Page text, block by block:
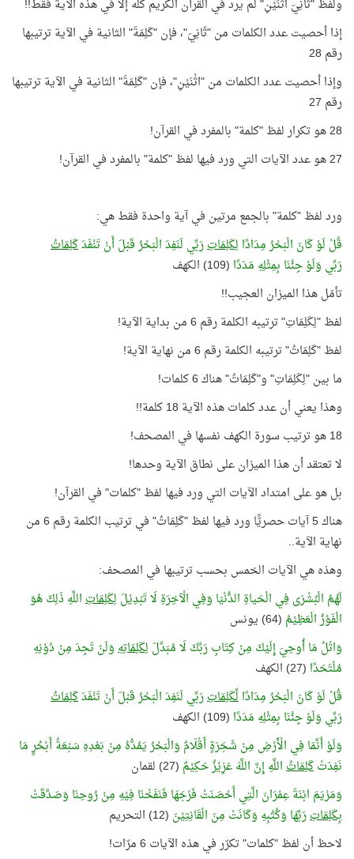
ولفظ "ثَانِيَ اثْنَيْنِ" لم يرد في القرآن الكريم كلّه إلا في هذه الآية فقط!!
إذا أحصيت عدد الكلمات من "ثَانِيَ"، فإن "كَلِمَةَ" الثانية في الآية ترتيبها
رقم 28
وإذا أحصيت عدد الكلمات من "اثْنَيْنِ"، فإن "كَلِمَةَ" الثانية في الآية ترتيبها
رقم 27
28 هو تكرار لفظ "كلمة" بالمفرد في القرآن!
27 هو عدد الآيات التي ورد فيها لفظ "كلمة" بالمفرد في القرآن!
ورد لفظ "كلمة" بالجمع مرتين في آية واحدة فقط هي:
قُلْ لَوْ كَانَ الْبَحْرُ مِدَادًالِكَلِمَاتِرَبِّي لَنَفِدَ الْبَحْرُ قَبْلَ أَنْ تَنْفَدَكَلِمَاتُ
رَبِّي وَلَوْ جِئْنَا بِمِثْلِهِ مَدَدًا (109) الكهف
تأمّل هذا الميزان العجيب!!
لفظ "لِكَلِمَاتِ" ترتيبه الكلمة رقم 6 من بداية الآية!
لفظ "كَلِمَاتُ" ترتيبه الكلمة رقم 6 من نهاية الآية!
ما بين "لِكَلِمَاتِ" و"كَلِمَاتُ" هناك 6 كلمات!
وهذا يعني أن عدد كلمات هذه الآية 18 كلمة!!
18 هو ترتيب سورة الكهف نفسها في المصحف!
لا تعتقد أن هذا الميزان على نطاق الآية وحدها!
بل هو على امتداد الآيات التي ورد فيها لفظ "كلمات" في القرآن!
هناك 5 آيات حصريًّا ورد فيها لفظ "كَلِمَاتُ" في ترتيب الكلمة رقم 6 من
نهاية الآية..
وهذه هي الآيات الخمس بحسب ترتيبها في المصحف:
لَهُمُ الْبُشْرَى فِي الْحَياةِ الدُّنْيَا وَفِي الْآخِرَةِ لَا تَبْدِيْلَلِكَلِمَاتِاللَّهِ ذَلِكَ هُوَ
الْفَوْزُ الْعَظِيْمُ (64) يونس
وَاتْلُ مَا أُوحِيَ إِلَيْكَ مِنْ كِتَابِ رَبِّكَ لَا مُبَدِّلَلِكَلِمَاتِهِوَلَنْ تَجِدَ مِنْ دُوْنِهِ
مُلْتَحَدًا (27) الكهف
قُلْ لَوْ كَانَ الْبَحْرُ مِدَادًالِّكَلِمَاتِرَبِّي لَنَفِدَ الْبَحْرُ قَبْلَ أَنْ تَنْفَدَكَلِمَاتُ
رَبِّي وَلَوْ جِئْنَا بِمِثْلِهِ مَدَدًا (109) الكهف
وَلَوْ أَنَّمَا فِي الْأَرْضِ مِنْ شَجَرَةٍ أَقْلَامٌ وَالْبَحْرُ يَمُدُّهُ مِنْ بَعْدِهِ سَبْعَةُ أَبْحُرٍ مَا
نَفِدَتْكَلِمَاتُاللَّهِ إِنَّ اللَّهَ عَزِيْزٌ حَكِيْمٌ (27) لقمان
وَمَرْيَمَ ابْنَةَ عِمْرَانَ الَّتِي أَحْصَنَتْ فَرْجَهَا فَنَفَخْنَا فِيْهِ مِنْ رُوحِنَا وَصَدَّقَتْ
بِكَلِمَاتِرَبِّهَا وَكُتُبِهِ وَكَانَتْ مِنَ الْقَانِتِيْنَ (12) التحريم
لاحظ أن لفظ "كلمات" تكرّر في هذه الآيات 6 مرّات!